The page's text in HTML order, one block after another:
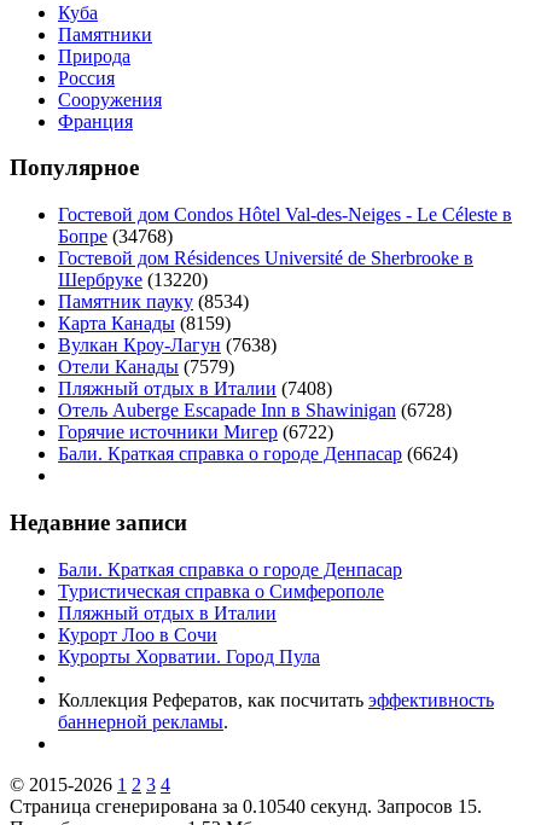
Куба
Памятники
Природа
Россия
Сооружения
Франция
Популярное
Гостевой дом Condos Hôtel Val-des-Neiges - Le Céleste в
Бопре (34768)
Гостевой дом Résidences Université de Sherbrooke в
Шербруке (13220)
Памятник пауку (8534)
Карта Канады (8159)
Вулкан Кроу-Лагун (7638)
Отели Канады (7579)
Пляжный отдых в Италии (7408)
Отель Auberge Escapade Inn в Shawinigan (6728)
Горячие источники Мигер (6722)
Бали. Краткая справка о городе Денпасар (6624)
Недавние записи
Бали. Краткая справка о городе Денпасар
Туристическая справка о Симферополе
Пляжный отдых в Италии
Курорт Лоо в Сочи
Курорты Хорватии. Город Пула
Коллекция Рефератов, как посчитать эффективность
баннерной рекламы.
© 2015-2026 1 2 3 4
Страница сгенерирована за 0.10540 секунд. Запросов 15.